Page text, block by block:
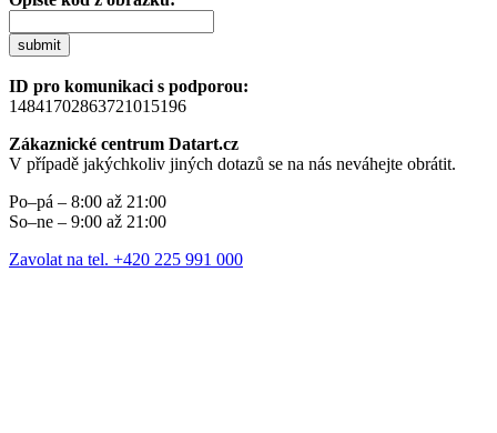
submit
ID pro komunikaci s podporou:
14841702863721015196
Zákaznické centrum Datart.cz
V případě jakýchkoliv jiných dotazů se na nás neváhejte obrátit.
Po–pá – 8:00 až 21:00
So–ne – 9:00 až 21:00
Zavolat na tel. +420 225 991 000